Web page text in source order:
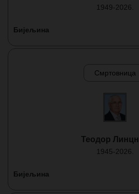
1949-2026.
Бијељина
Смртовница
Теодор
1945-2026.
Бијељина